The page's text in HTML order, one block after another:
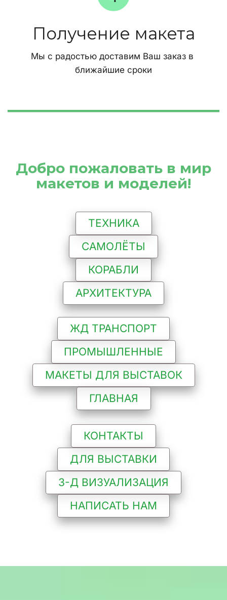
Получение макета
Мы с радостью доставим Ваш заказ в
ближайшие сроки
макетов и моделей!
ТЕХНИКА
САМОЛЁТЫ
КОРАБЛИ
АРХИТЕКТУРА
ЖД ТРАНСПОРТ
ПРОМЫШЛЕННЫЕ
МАКЕТЫ ДЛЯ ВЫСТАВОК
ГЛАВНАЯ
КОНТАКТЫ
ДЛЯ ВЫСТАВКИ
3-Д ВИЗУАЛИЗАЦИЯ
НАПИСАТЬ НАМ